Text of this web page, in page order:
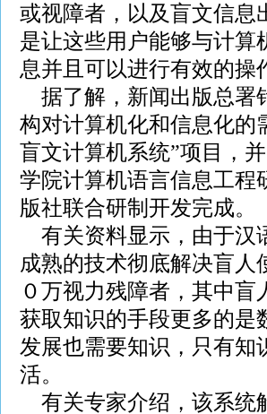
或视障者，以及盲文信息
是让这些用户能够与计算
息并且可以进行有效的操
据了解，新闻出版总署
构对计算机化和信息化的
盲文计算机系统”项目，
学院计算机语言信息工程
版社联合研制开发完成。
有关资料显示，由于汉
成熟的技术彻底解决盲
０万视力残障者，其中
获取知识的手段更多的是
发展也需要知识，只有知
活。
有关专家介绍，该系统